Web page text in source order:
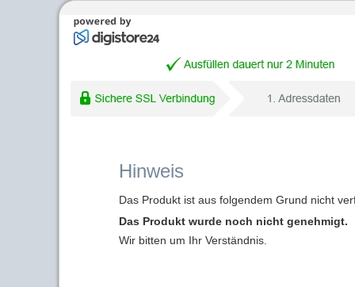
Hinweis
Das Produkt ist aus folgendem Grund nicht
Das Produkt wurde noch nicht genehmigt.
Wir bitten um Ihr Verständnis.